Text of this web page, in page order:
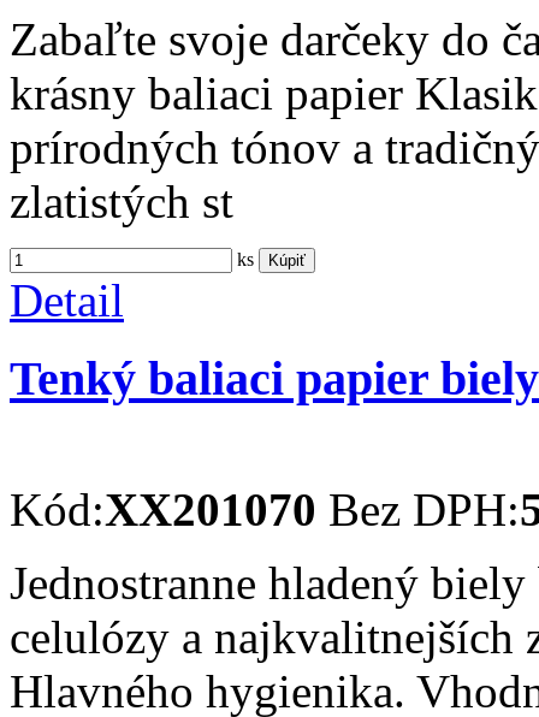
Zabaľte svoje darčeky do
krásny baliaci papier
prírodných tónov a
zlatistých st
ks Kúpiť
Detail
Tenký baliaci papier
Kód:XX201070 Bez DPH:
Jednostranne hladený
celulózy a najkvalitnejších
Hlavného hygienika.